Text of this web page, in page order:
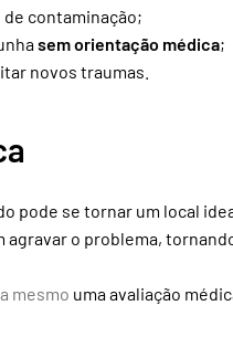
contaminação;
sem orientação médica;
novos traumas.
pode se tornar um local
o problema,
mesmo uma avaliação